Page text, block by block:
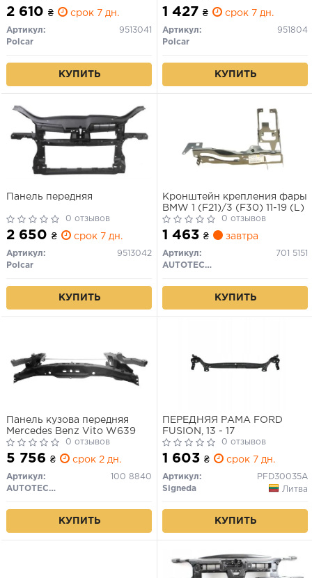
2 610 ₴ срок 7 дн.
Артикул:
9513041
Polcar
КУПИТЬ
1 427 ₴ срок 7 дн.
Артикул:
951804
Polcar
КУПИТЬ
Панель передняя
0 отзывов
2 650 ₴ срок 7 дн.
Артикул:
9513042
Polcar
КУПИТЬ
Кронштейн крепления фары
BMW 1 (F21)/3 (F30) 11-19 (L)
0 отзывов
1 463 ₴ завтра
Артикул:
701 5151
AUTOTECHTEILE
КУПИТЬ
Панель кузова передняя
Mercedes Benz Vito W639
0 отзывов
5 756 ₴ срок 2 дн.
Артикул:
100 8840
AUTOTECHTEILE
КУПИТЬ
ПЕРЕДНЯЯ РАМА FORD
FUSION, 13 - 17
0 отзывов
1 603 ₴ срок 7 дн.
Артикул:
PFD30035A
Signeda
Литва
КУПИТЬ